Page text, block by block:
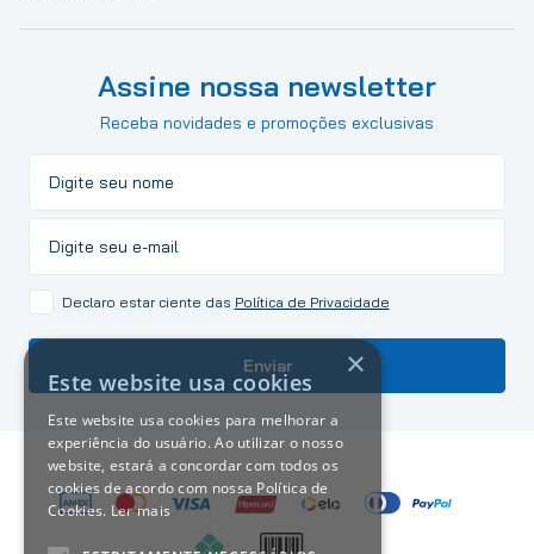
Assine nossa newsletter
Receba novidades e promoções exclusivas
Declaro estar ciente das Política de Privacidade
Enviar ×
Este website usa cookies
Este website usa cookies para melhorar a
experiência do usuário. Ao utilizar o nosso
website, estará a concordar com todos os
cookies de acordo com nossa Política de
Cookies. Ler mais